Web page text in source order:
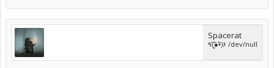
Spacerat
٩(̾●̮̮̃̾•̃̾)۶ /dev/null